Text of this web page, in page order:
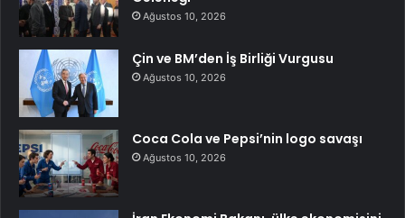
Ağustos 10, 2026
Çin ve BM’den İş Birliği Vurgusu
Ağustos 10, 2026
Coca Cola ve Pepsi’nin logo savaşı
Ağustos 10, 2026